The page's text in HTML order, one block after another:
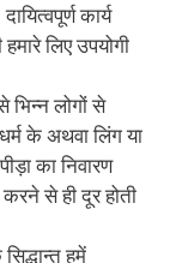
कार्य
लिए उपयोगी
लोगों से
के अथवा लिंग या
का निवारण
से ही दूर होती
हमें